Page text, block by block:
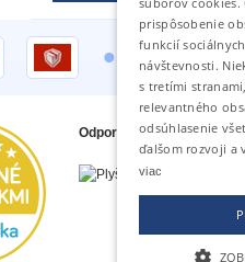
•
Odporúčame tiež
prispôsobenie
funkcií
návštevnosti.
s tretími
relevantného
odsúhlasenie
ďalšom rozvoji a
viac